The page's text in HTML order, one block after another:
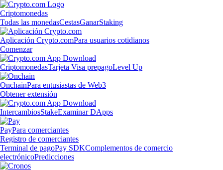
Criptomonedas
Todas las monedasCestasGanarStaking
Aplicación Crypto.comPara usuarios cotidianos
Comenzar
CriptomonedasTarjeta Visa prepagoLevel Up
OnchainPara entusiastas de Web3
Obtener extensión
IntercambiosStakeExaminar DApps
PayPara comerciantes
Registro de comerciantes
Terminal de pagoPay SDKComplementos de comercio
electrónicoPredicciones